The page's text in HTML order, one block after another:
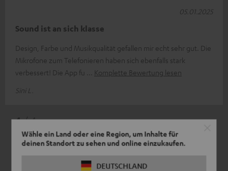
Wähle ein Land oder eine Region, um Inhalte für
deinen Standort zu sehen und online einzukaufen.
DEUTSCHLAND
Sound ist an sich klasse
Design, Farbe und Musikqualität gefallen mir echt sehr gut. Die
Mikrofone zum Telefonieren haben sich ebenfalls stark
verbessert! Die App fu
Komplette Bewertung lesen
Sini L.
05.01.2025
4 / 4